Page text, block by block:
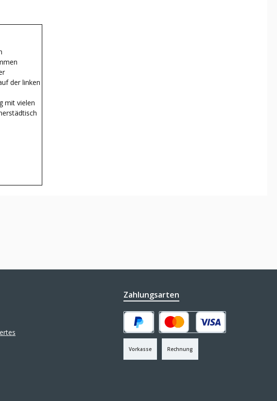
der linken
mit vielen
Zahlungsarten
Vorkasse
PayPal Kredit- oder Debitkarte
Rechnung